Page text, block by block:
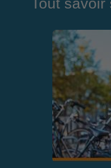
Tout savoir